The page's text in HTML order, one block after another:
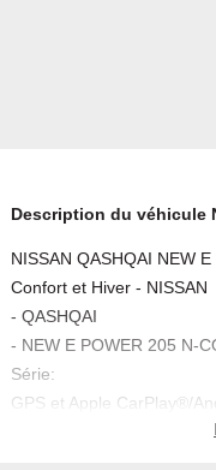
Description du véhicule
NISSAN QASHQAI NEW
Confort et Hiver - NISSAN
- QASHQAI
- NEW E POWER 205 N-
Série:
GPS et Apple CarPlay®/
Système audio radio avec